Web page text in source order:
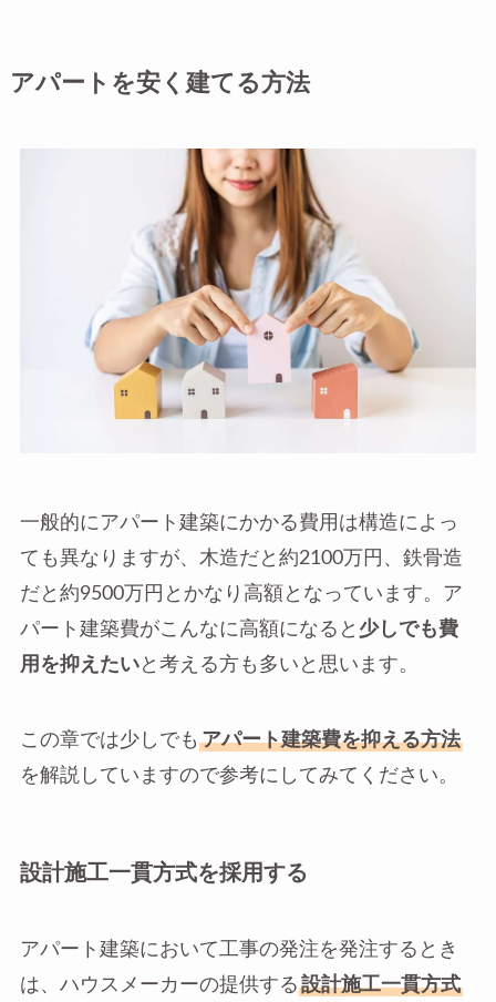
アパートを安く建てる方法
一般的にアパート建築にかかる費用は構造によっ
ても異なりますが、木造だと約2100万円、鉄骨造
だと約9500万円とかなり高額となっています。ア
パート建築費がこんなに高額になると 少しでも費
用を抑えたいと考える方も多いと思います。
この章では少しでも アパート建築費を抑える方法
を解説していますので参考にしてみてください。
設計施工一貫方式を採用する
アパート建築において工事の発注を発注するとき
は、ハウスメーカーの提供する 設計施工一貫方式